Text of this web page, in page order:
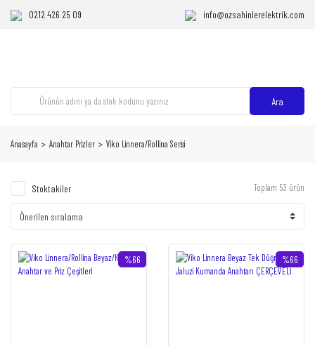
0212 426 25 09 info@ozsahinlerelektrik.com
Ara
Anasayfa Anahtar Prizler Viko Linnera/Rollina Serisi
Stoktakiler Toplam 53 ürün
%66 %66